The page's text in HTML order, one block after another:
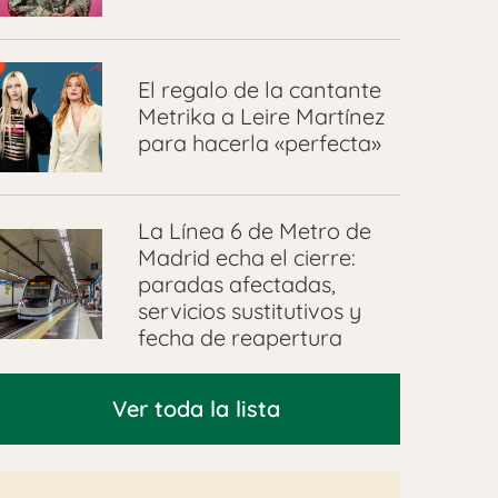
El regalo de la cantante
Metrika a Leire Martínez
para hacerla «perfecta»
La Línea 6 de Metro de
Madrid echa el cierre:
paradas afectadas,
servicios sustitutivos y
fecha de reapertura
Ver toda la lista